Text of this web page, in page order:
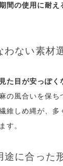
間の使用に耐え
ない素材
見た目が安っぽく
の風合いを保ち
維しめ縄が、多
す。
に合った